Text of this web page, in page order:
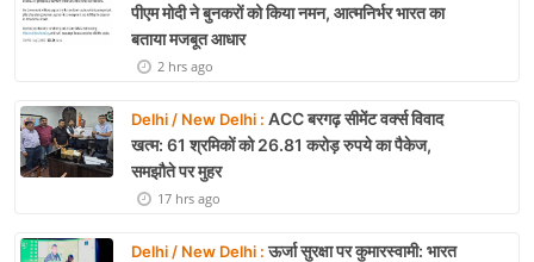
पीएम मोदी ने बुनकरों को किया नमन, आत्मनिर्भर भारत का
बताया मजबूत आधार
2 hrs ago
Delhi / New Delhi : ACC बरगढ़ सीमेंट वर्क्स विवाद
खत्म: 61 श्रमिकों को 26.81 करोड़ रुपये का पैकेज,
समझौते पर मुहर
17 hrs ago
Delhi / New Delhi :ऊर्जा सुरक्षा पर कुमारस्वामी: भारत